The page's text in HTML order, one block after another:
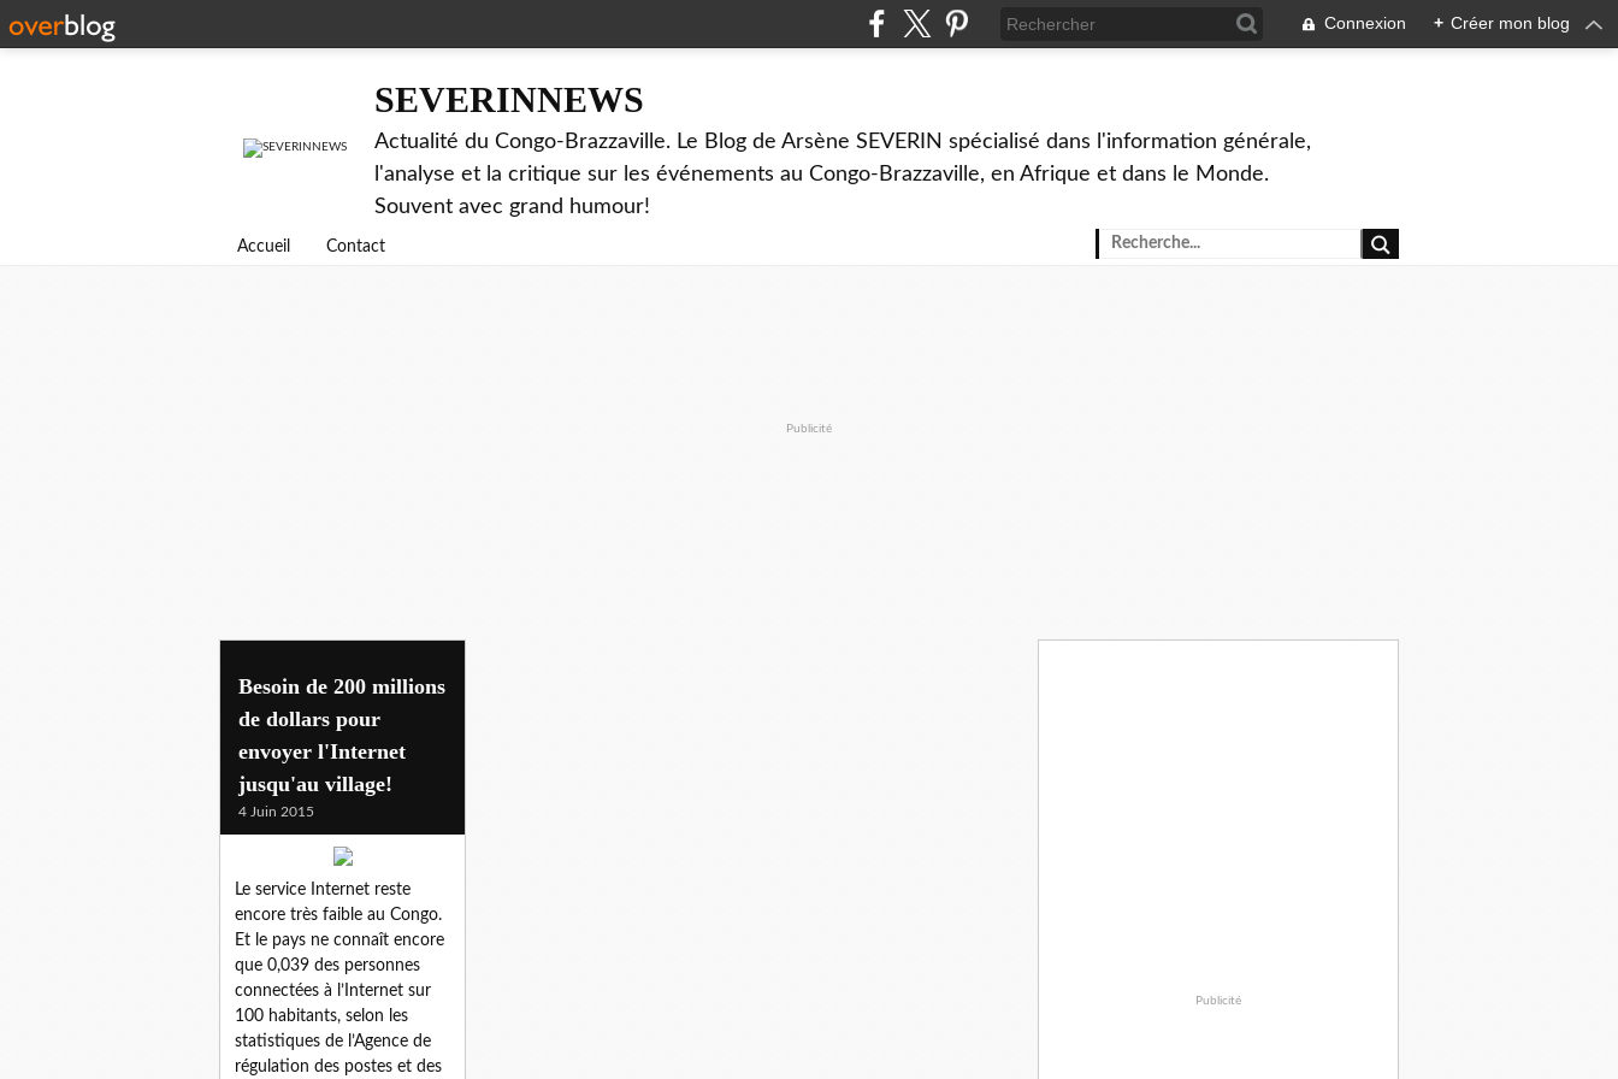
Connexion + Créer mon blog
SEVERINNEWS
Actualité du Congo-Brazzaville. Le Blog de Arsène SEVERIN spécialisé dans l'information générale,
l'analyse et la critique sur les événements au Congo-Brazzaville, en Afrique et dans le Monde.
Souvent avec grand humour!
Accueil Contact
Publicité
haut debit
Besoin de 200 millions
de dollars pour
envoyer l'Internet
jusqu'au village!
4 Juin 2015
Le service Internet reste
encore très faible au Congo.
Et le pays ne connaît encore
que 0,039 des personnes
connectées à l’Internet sur
100 habitants, selon les
statistiques de l’Agence de
régulation des postes et des
Publicité